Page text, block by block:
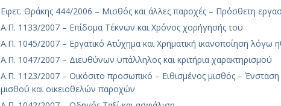
Εφετ. Θράκης 444/2006 – Μισθός και άλλες παροχές – Πρόσθετη
Α.Π. 1133/2007 – Επίδομα Τέκνων και Χρόνος χορήγησής του
Α.Π. 1045/2007 – Εργατικό Ατύχημα και Χρηματική ικανοποίηση λόγω
Α.Π. 1047/2007 – Διευθύνων υπάλληλος και κριτήρια χαρακτηρισμού
Α.Π. 1123/2007 – Οικόσιτο προσωπικό – Ειθισμένος μισθός –
μισθού και οικειοθελών παροχών